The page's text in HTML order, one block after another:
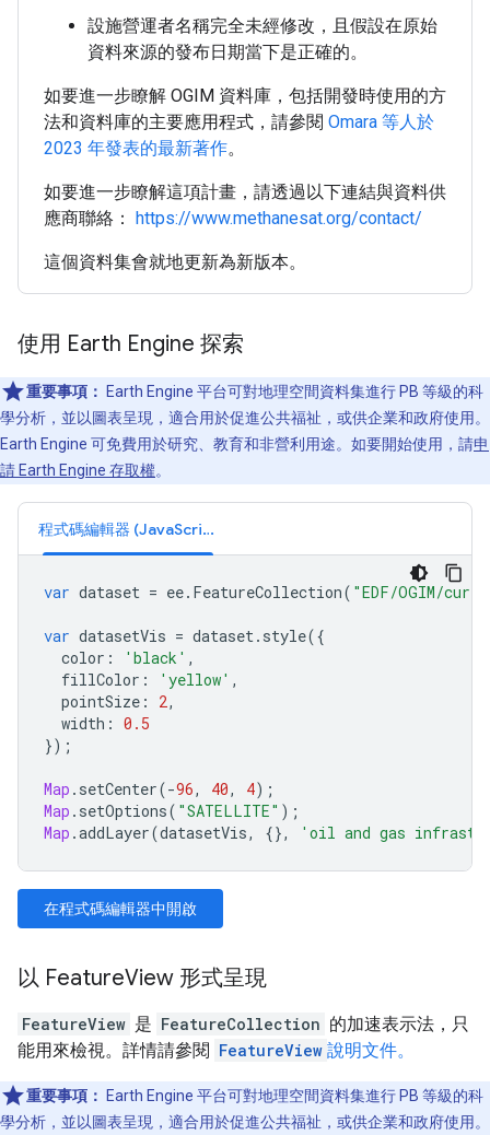
設施營運者名稱完全未經修改，且假設在原始
資料來源的發布日期當下是正確的。
如要進一步瞭解 OGIM 資料庫，包括開發時使用的方
法和資料庫的主要應用程式，請參閱 Omara 等人於
2023 年發表的最新著作。
如要進一步瞭解這項計畫，請透過以下連結與資料供
應商聯絡： https://www.methanesat.org/contact/
這個資料集會就地更新為新版本。
使用 Earth Engine 探索
重要事項：
Earth Engine 平台可對地理空間資料集進行 PB 等級的科
學分析，並以圖表呈現，適合用於促進公共福祉，或供企業和政府使用。
Earth Engine 可免費用於研究、教育和非營利用途。如要開始使用，請申
請 Earth Engine 存取權。
程式碼編輯器 (JavaScript)
var dataset = ee. FeatureCollection( "EDF/OGIM/
var datasetVis = dataset. style({
color : 'black' ,
fillColor : 'yellow' ,
pointSize : 2,
width : 0.5
});
Map . setCenter(-96, 40, 4);
Map . setOptions( "SATELLITE" );
Map .addLayer(datasetVis, {}, 'oil and gas
在程式碼編輯器中開啟
以 FeatureView 形式呈現
FeatureView 是 FeatureCollection 的加速表示法，只
能用來檢視。詳情請參閱 FeatureView 說明文件。
重要事項：
Earth Engine 平台可對地理空間資料集進行 PB 等級的科
學分析，並以圖表呈現，適合用於促進公共福祉，或供企業和政府使用。